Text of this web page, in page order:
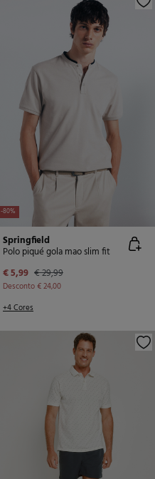
-80%
Springfield
Polo piqué gola mao slim fit
€ 5,99 € 29,99
Desconto€ 24,00
+4 Cores